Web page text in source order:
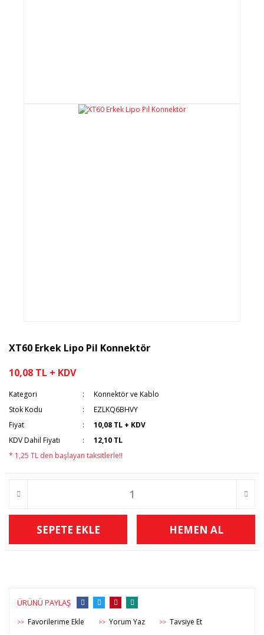
XT60 Erkek Lipo Pil Konnektör
10,08 TL + KDV
Kategori
Konnektör ve Kablo
Stok Kodu
EZLKQ6BHVY
Fiyat
10,08 TL + KDV
KDV Dahil Fiyatı
12,10 TL
* 1,25 TL den başlayan taksitlerle!!
SEPETE EKLE HEMEN AL
ÜRÜNÜ PAYLAŞ
>> >> Yorum Yaz >> Tavsiye Et